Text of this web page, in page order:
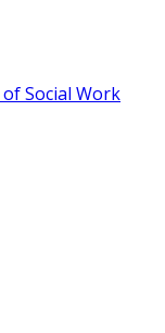
Social Work